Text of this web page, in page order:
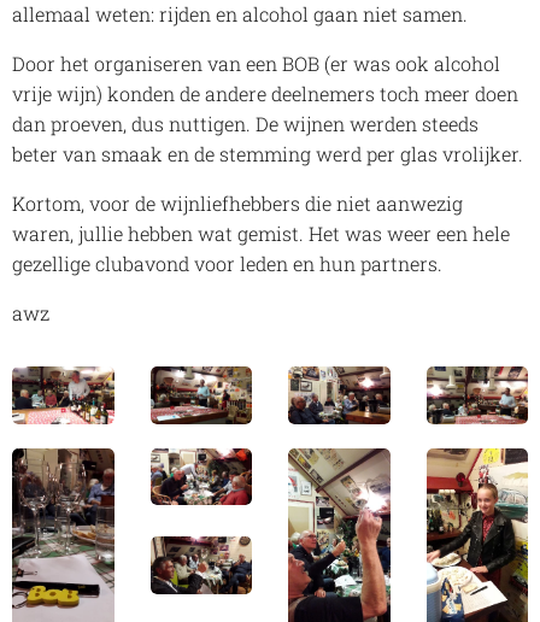
allemaal weten: rijden en alcohol gaan niet samen.
Door het organiseren van een BOB (er was ook alcohol
vrije wijn) konden de andere deelnemers toch meer doen
dan proeven, dus nuttigen. De wijnen werden steeds
beter van smaak en de stemming werd per glas vrolijker.
Kortom, voor de wijnliefhebbers die niet aanwezig
waren, jullie hebben wat gemist. Het was weer een hele
gezellige clubavond voor leden en hun partners.
awz